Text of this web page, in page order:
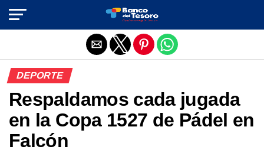
DEPORTE
Respaldamos cada jugada
en la Copa 1527 de Pádel en
Falcón
Salir de la versión móvil